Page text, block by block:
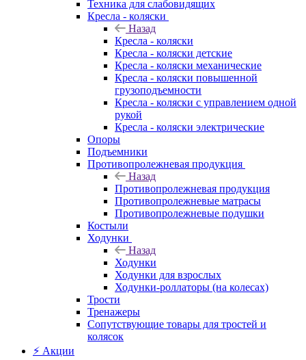
Техника для слабовидящих
Кресла - коляски
Назад
Кресла - коляски
Кресла - коляски детские
Кресла - коляски механические
Кресла - коляски повышенной
грузоподъемности
Кресла - коляски с управлением одной
рукой
Кресла - коляски электрические
Опоры
Подъемники
Противопролежневая продукция
Назад
Противопролежневая продукция
Противопролежневые матрасы
Противопролежневые подушки
Костыли
Ходунки
Назад
Ходунки
Ходунки для взрослых
Ходунки-роллаторы (на колесах)
Трости
Тренажеры
Сопутствующие товары для тростей и
колясок
⚡ Акции